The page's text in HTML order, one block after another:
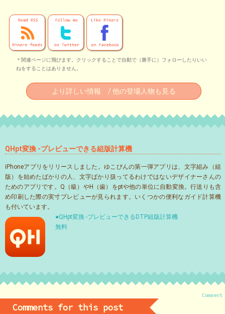
＊関連ページに飛びます。クリックすることで自動で（勝手に）フォローしたりいい
ねをすることはありません。
より詳しい情報 / 他の登場人物も見る
QHpt変換 -プレビューできる組版計算機
iPhoneアプリをリリースしました。ゆこびんの第一弾アプリは、文字組み（組
版）を始めたばかりの人、文字ばかり扱ってるわけではないデザイナーさんの
ためのアプリです。Q（級）やH（歯）をptや他の単位に自動変換。行送りも含
め印刷した際の実寸プレビューが見られます。いくつかの便利なガイド計算機
も付いています。
●QHpt変換 -プレビューできるDTP組版計算機
無料
Comment
Comments for this post